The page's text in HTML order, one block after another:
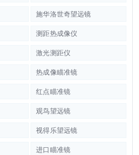
施华洛世奇望远镜
测距热成像仪
激光测距仪
热成像瞄准镜
红点瞄准镜
观鸟望远镜
视得乐望远镜
进口瞄准镜